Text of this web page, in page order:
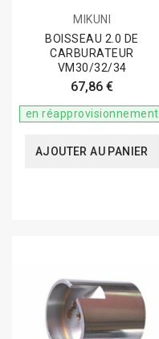
MIKUNI
BOISSEAU 2.0 DE
CARBURATEUR
VM30/32/34
67,86 €
en réapprovisionnement
AJOUTER AU PANIER